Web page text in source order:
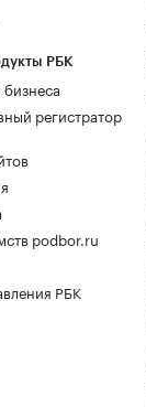
РБК
регистратор
podbor.ru
РБК